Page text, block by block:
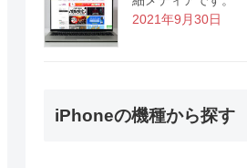
2021年9月30日
iPhoneの機種から探す